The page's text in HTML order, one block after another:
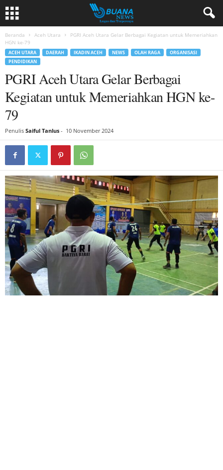
Beranda Aceh Utara
PGRI Aceh Utara Gelar Berbagai Kegiatan untuk Memeriahkan
HGN ke-79
ACEH UTARA DAERAH IKADIN ACEH NEWS OLAH RAGA
ORGANISASI
PENDIDIKAN
PGRI Aceh Utara Gelar Berbagai
Kegiatan untuk Memeriahkan HGN ke-
79
Penulis Saiful Tanlus - 10 November 2024